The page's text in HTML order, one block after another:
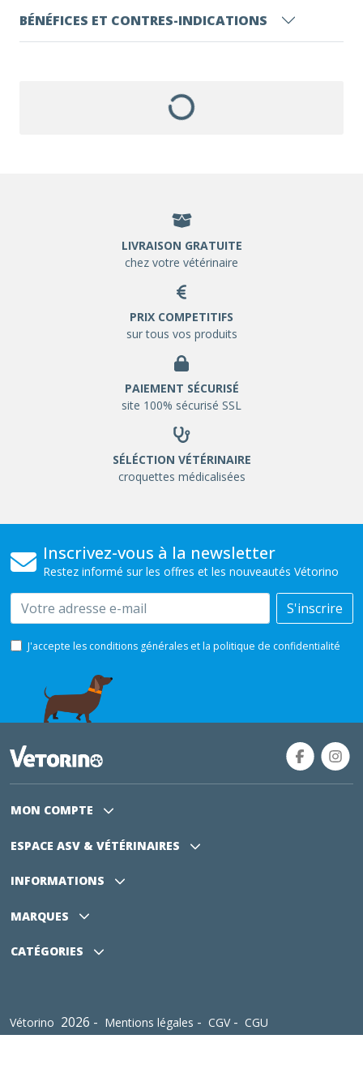
BÉNÉFICES ET CONTRES-INDICATIONS
LIVRAISON GRATUITE
chez votre vétérinaire
PRIX COMPETITIFS
sur tous vos produits
PAIEMENT SÉCURISÉ
site 100% sécurisé SSL
SÉLÉCTION VÉTÉRINAIRE
croquettes médicalisées
Inscrivez-vous à la newsletter
Restez informé sur les offres et les nouveautés Vétorino
Email S'inscrire
J'accepte les conditions générales et la politique de confidentialité
MON COMPTE
ESPACE ASV & VÉTÉRINAIRES
INFORMATIONS
MARQUES
CATÉGORIES
Vétorino 2026 - Mentions légales - CGV- CGU